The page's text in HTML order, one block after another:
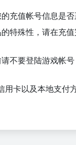
充值帐号信息是
特殊性，请在充
不要登陆游戏帐
用卡以及本地支付